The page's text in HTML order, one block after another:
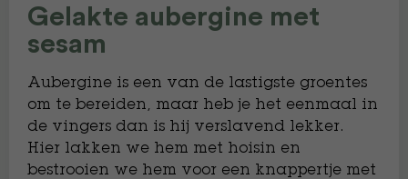
Gelakte aubergine met
sesam
Aubergine is een van de lastigste groentes
om te bereiden, maar heb je het eenmaal in
de vingers dan is hij verslavend lekker.
Hier lakken we hem met hoisin en
bestrooien we hem voor een knappertje met